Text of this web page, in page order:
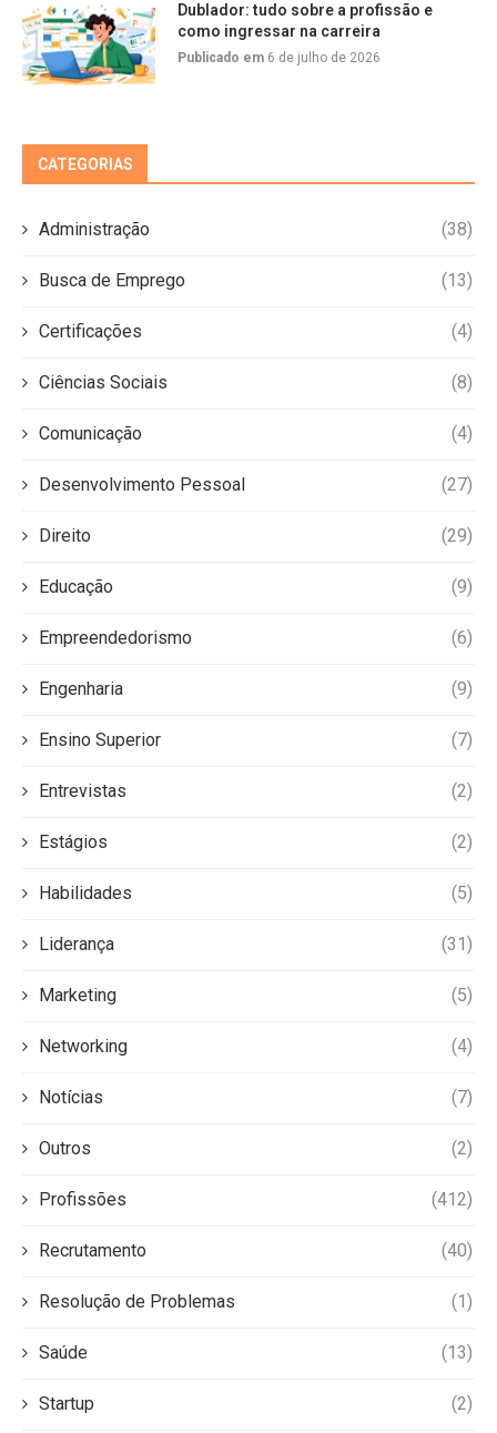
Dublador: tudo sobre a profissão e
como ingressar na carreira
Publicado em 6 de julho de 2026
CATEGORIAS
Administração (38)
Busca de Emprego (13)
Certificações (4)
Ciências Sociais (8)
Comunicação (4)
Desenvolvimento Pessoal (27)
Direito (29)
Educação (9)
Empreendedorismo (6)
Engenharia (9)
Ensino Superior (7)
Entrevistas (2)
Estágios (2)
Habilidades (5)
Liderança (31)
Marketing (5)
Networking (4)
Notícias (7)
Outros (2)
Profissões (412)
Recrutamento (40)
Resolução de Problemas (1)
Saúde (13)
Startup (2)